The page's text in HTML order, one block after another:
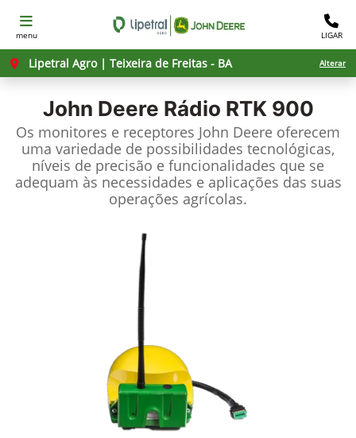
menu LIGAR
Lipetral Agro | Teixeira de Freitas - BA Alterar
John Deere Rádio RTK 900
Os monitores e receptores John Deere oferecem
uma variedade de possibilidades tecnológicas,
níveis de precisão e funcionalidades que se
adequam às necessidades e aplicações das suas
operações agrícolas.